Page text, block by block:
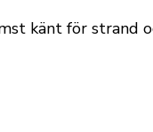
känt för strand